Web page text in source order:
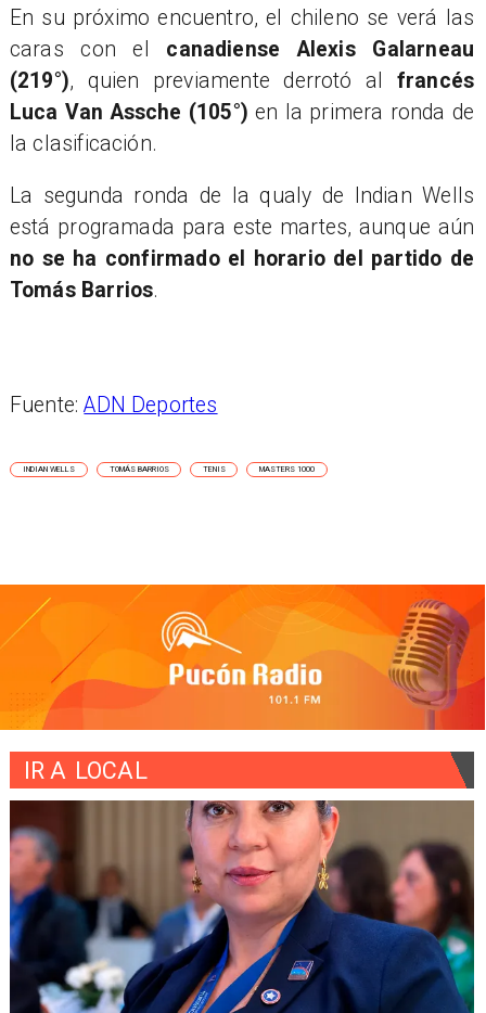
En su próximo encuentro, el chileno se verá las
caras con el canadiense Alexis Galarneau
(219°), quien previamente derrotó al francés
Luca Van Assche (105°) en la primera ronda de
la clasificación.
La segunda ronda de la qualy de Indian Wells
está programada para este martes, aunque aún
no se ha confirmado el horario del partido de
Tomás Barrios.
Fuente:ADN Deportes
INDIAN WELLS TOMÁS BARRIOS TENIS MASTERS 1000
IR A LOCAL